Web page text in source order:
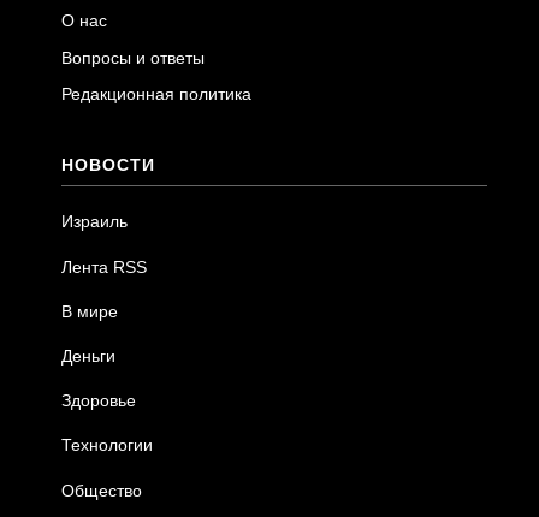
О нас
Вопросы и ответы
Редакционная политика
НОВОСТИ
Израиль
Лента RSS
В мире
Деньги
Здоровье
Технологии
Общество